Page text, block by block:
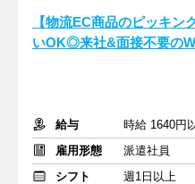
【物流EC商品のピッキン
いOK◎来社&面接不要の
給与
時給 1640円
雇用形態
派遣社員
シフト
週1日以上